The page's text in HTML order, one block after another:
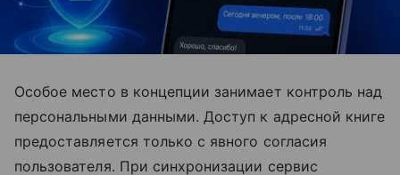
Особое место в концепции занимает контроль над
персональными данными. Доступ к адресной книге
предоставляется только с явного согласия
пользователя. При синхронизации сервис